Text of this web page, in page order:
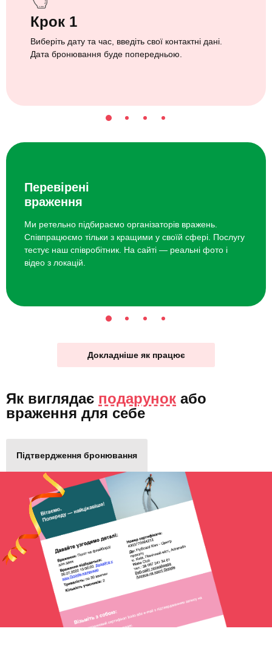
Крок 1
Виберіть дату та час, введіть свої контактні дані.
Дата бронювання буде попередньою.
Перевірені
враження
Ми ретельно підбираємо організаторів вражень.
Співпрацюємо тільки з кращими у своїй сфері. Послугу
тестує наш співробітник. На сайті — реальні фото і
відео з локацій.
Докладніше як працює
Як виглядає подарунок або
враження для себе
Підтвердження бронювання